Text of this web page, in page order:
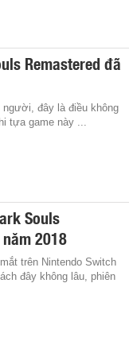
Remastered đã
đây là điều không
tựa game này ...
Souls
2018
trên Nintendo Switch
đây không lâu, phiên